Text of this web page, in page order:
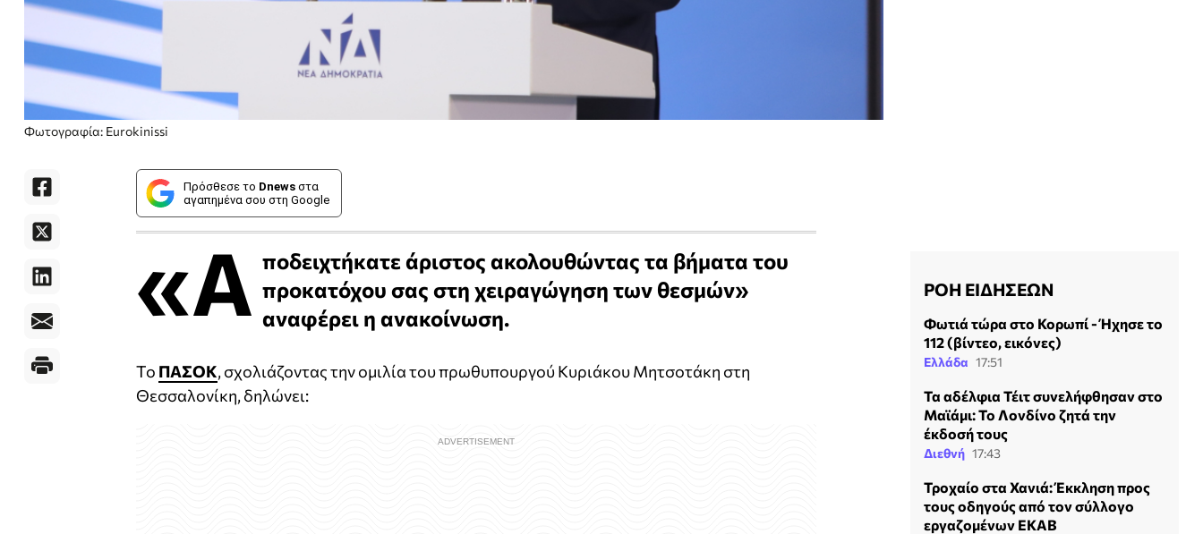
Φωτογραφία: Eurokinissi
Πρόσθεσε το Dnews στα
αγαπημένα σου στη Google
«Α ποδειχτήκατε άριστος ακολουθώντας τα βήματα του
προκατόχου σας στη χειραγώγηση των θεσμών»
αναφέρει η ανακοίνωση.
Το ΠΑΣΟΚ, σχολιάζοντας την ομιλία του πρωθυπουργού Κυριάκου Μητσοτάκη στη
Θεσσαλονίκη, δηλώνει:
ΡΟΗ ΕΙΔΗΣΕΩΝ
Φωτιά τώρα στο Κορωπί - Ήχησε το
112 (βίντεο, εικόνες)
Ελλάδα 17:51
Τα αδέλφια Τέιτ συνελήφθησαν στο
Μαϊάμι: Το Λονδίνο ζητά την
έκδοσή τους
Διεθνή 17:43
Τροχαίο στα Χανιά: Έκκληση προς
τους οδηγούς από τον σύλλογο
εργαζομένων ΕΚΑΒ